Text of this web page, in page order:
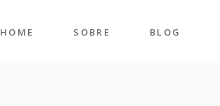
HOME SOBRE BLOG